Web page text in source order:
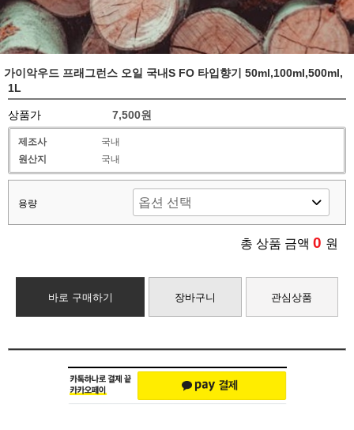
가이악우드 프래그런스 오일 국내S FO 타입향기 50ml,100ml,500ml,
1L
상품가 7,500원
제조사
국내
원산지
국내
용량
총 상품 금액 0 원
바로 구매하기 장바구니 관심상품